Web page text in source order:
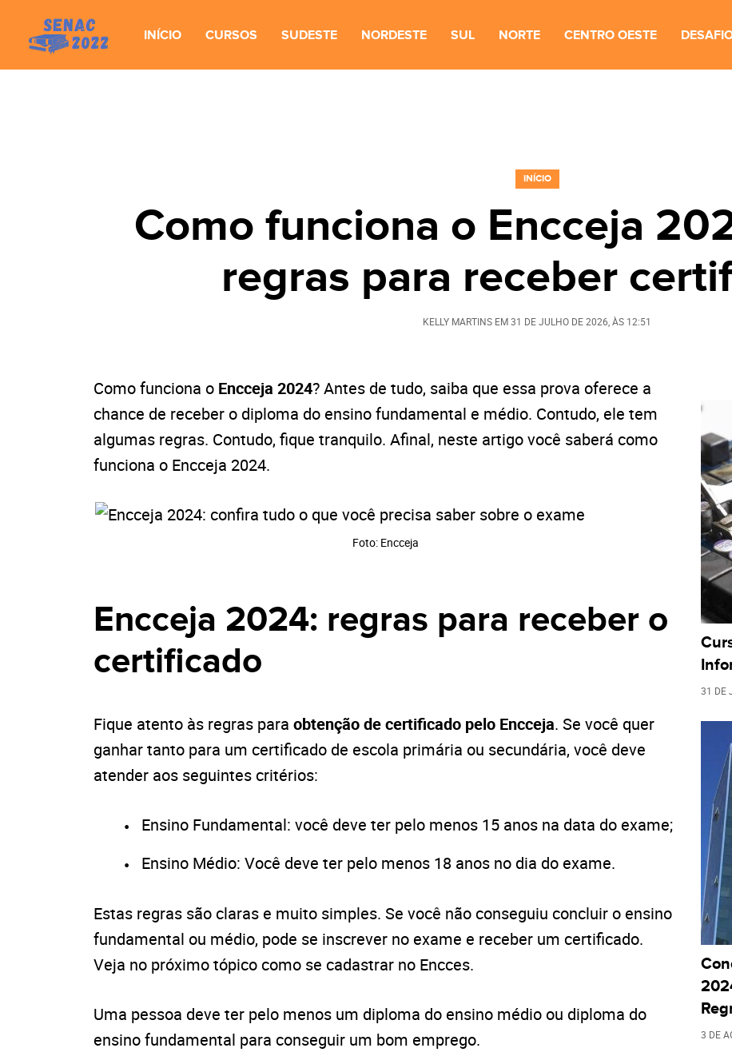
INÍCIO CURSOS SUDESTE NORDESTE SUL NORTE CENTRO OESTE
INÍCIO
Como funciona o Encceja
regras para receber
KELLY MARTINS EM31 DE JULHO DE 2026 , ÀS 12:51
Como funciona o Encceja 2024? Antes de tudo, saiba que essa prova oferece a
chance de receber o diploma do ensino fundamental e médio. Contudo, ele tem
algumas regras. Contudo, fique tranquilo. Afinal, neste artigo você saberá como
funciona o Encceja 2024.
Foto: Encceja
Encceja 2024: regras para receber o
certificado
Fique atento às regras para obtenção de certificado pelo Encceja. Se você quer
ganhar tanto para um certificado de escola primária ou secundária, você deve
atender aos seguintes critérios:
Ensino Fundamental: você deve ter pelo menos 15 anos na data do exame;
Ensino Médio: Você deve ter pelo menos 18 anos no dia do exame.
Estas regras são claras e muito simples. Se você não conseguiu concluir o ensino
fundamental ou médio, pode se inscrever no exame e receber um certificado.
Veja no próximo tópico como se cadastrar no Encces.
Uma pessoa deve ter pelo menos um diploma do ensino médio ou diploma do
ensino fundamental para conseguir um bom emprego.
31 DE
3 DE